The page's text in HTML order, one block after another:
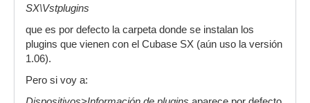
SX\Vstplugins
que es por defecto la carpeta donde se instalan los
plugins que vienen con el Cubase SX (aún uso la versión
1.06).
Pero si voy a: